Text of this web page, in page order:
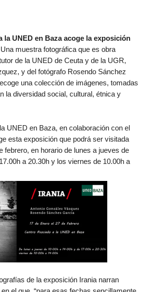
la UNED en Baza acoge la exposición
muestra fotográfica que es obra
de la UNED de Ceuta y de la UGR,
y del fotógrafo Rosendo Sánchez
una colección de imágenes, tomadas
la diversidad social, cultural, étnica y
UNED en Baza, en colaboración con el
esta exposición que podrá ser visitada
febrero, en horario de lunes a jueves de
a 20.30h y los viernes de 10.00h a
de la exposición Irania narran